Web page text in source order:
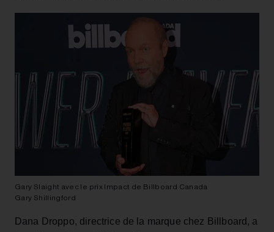
Gary Slaight avec le prix Impact de Billboard Canada
Gary Shillingford
Dana Droppo, directrice de la marque chez Billboard, a